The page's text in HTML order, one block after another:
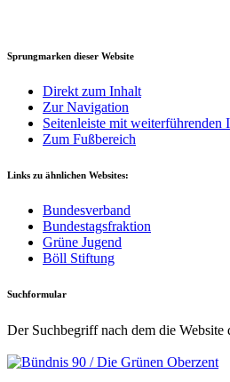
Sprungmarken dieser Website
Direkt zum Inhalt
Zur Navigation
Seitenleiste mit weiterführenden
Zum Fußbereich
Links zu ähnlichen Websites:
Bundesverband
Bundestagsfraktion
Grüne Jugend
Böll Stiftung
Suchformular
Der Suchbegriff nach dem die Website